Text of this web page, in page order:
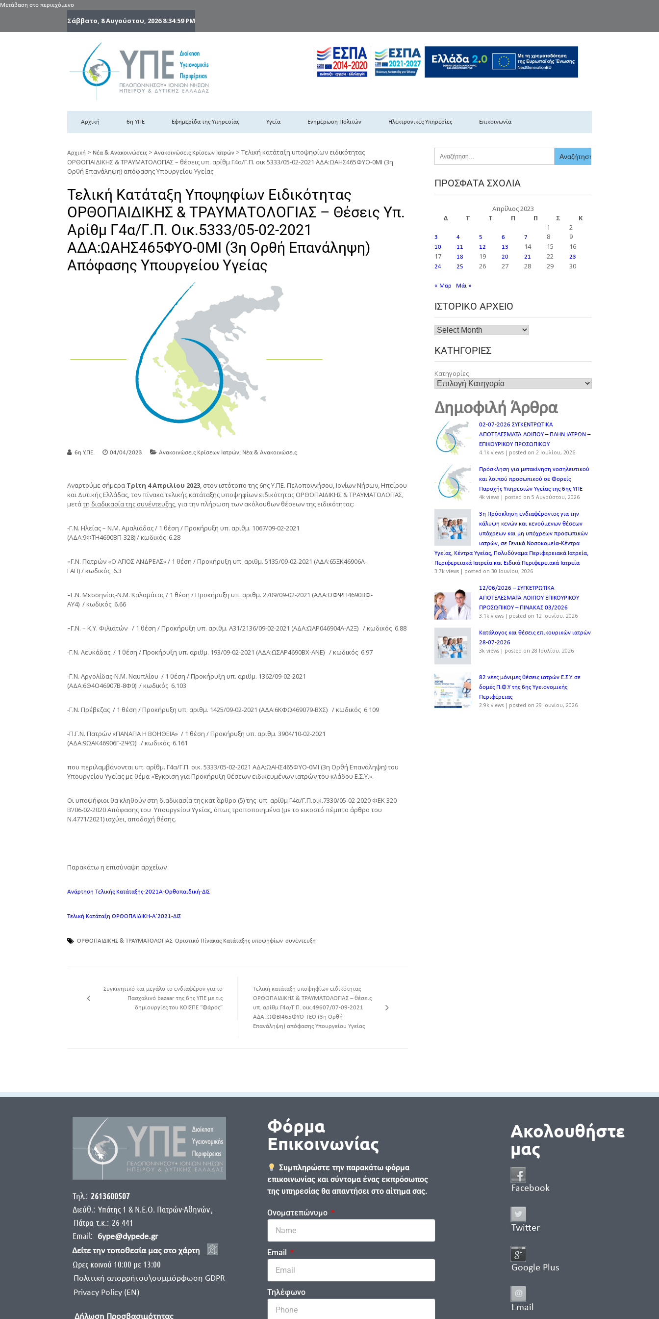
Μετάβαση στο περιεχόμενο
Σάββατο, 8 Αυγούστου, 20268:35:01 PM
6η Υγειονομική Περιφέρεια Πελοποννήσου- Ιονίων Νήσων-Ηπείρου & Δυτικής Ελλάδας
Αρχική 6η ΥΠΕ Εφημερίδα της Υπηρεσίας Υγεία Ενημέρωση Πολιτών Ηλεκτρονικές Υπηρεσίες Επικοινωνία
Αρχική > Νέα & Ανακοινώσεις > Ανακοινώσεις Κρίσεων Ιατρών > Τελική κατάταξη υποψηφίων ειδικότητας
ΟΡΘΟΠΑΙΔΙΚΗΣ & ΤΡΑΥΜΑΤΟΛΟΓΙΑΣ – θέσεις υπ. αρίθμ Γ4α/Γ.Π. οικ.5333/05-02-2021 ΑΔΑ:ΩΑΗΣ465ΦΥΟ-0ΜΙ (3η
Ορθή Επανάληψη) απόφασης Υπουργείου Υγείας
Τελική Κατάταξη Υποψηφίων Ειδικότητας
ΟΡΘΟΠΑΙΔΙΚΗΣ & ΤΡΑΥΜΑΤΟΛΟΓΙΑΣ – Θέσεις Υπ.
Αρίθμ Γ4α/Γ.Π. Οικ.5333/05-02-2021
ΑΔΑ:ΩΑΗΣ465ΦΥΟ-0ΜΙ (3η Ορθή Επανάληψη)
Απόφασης Υπουργείου Υγείας
6η Υ.ΠΕ. 04/04/2023 Ανακοινώσεις Κρίσεων Ιατρών, Νέα & Ανακοινώσεις
Αναρτούμε σήμερα Τρίτη 4 Απριλίου 2023, στον ιστότοπο της 6ης Υ.ΠΕ. Πελοποννήσου, Ιονίων Νήσων, Ηπείρου
και Δυτικής Ελλάδας, τον πίνακα τελικής κατάταξης υποψηφίων ειδικότητας ΟΡΘΟΠΑΙΔΙΚΗΣ & ΤΡΑΥΜΑΤΟΛΟΓΙΑΣ,
μετάτη διαδικασία της συνέντευξης, για την πλήρωση των ακόλουθων θέσεων της ειδικότητας:
-Γ.Ν. Ηλείας – Ν.Μ. Αμαλιάδας / 1 θέση / Προκήρυξη υπ. αριθμ. 1067/09-02-2021
(ΑΔΑ:9ΦΤΗ4690ΒΠ-328) / κωδικός 6.28
–Γ.Ν. Πατρών «Ο ΑΓΙΟΣ ΑΝΔΡΕΑΣ» / 1 θέση / Προκήρυξη υπ. αριθμ. 5135/09-02-2021 (ΑΔΑ:65ΞΚ46906Λ-
ΓΑΠ) / κωδικός 6.3
–Γ.Ν. Μεσσηνίας-Ν.Μ. Καλαμάτας / 1 θέση / Προκήρυξη υπ. αριθμ. 2709/09-02-2021 (ΑΔΑ:ΩΦΨΗ4690ΒΦ-
ΑΥ4) / κωδικός 6.66
–Γ.Ν. – Κ.Υ. Φιλιατών / 1 θέση / Προκήρυξη υπ. αριθμ. Α31/2136/09-02-2021 (ΑΔΑ:ΩΑΡ046904Α-Λ2Ξ) / κωδικός 6.88
-Γ.Ν. Λευκάδας / 1 θέση / Προκήρυξη υπ. αριθμ. 193/09-02-2021 (ΑΔΑ:ΩΣΑΡ4690ΒΧ-ΑΝΕ) / κωδικός 6.97
-Γ.Ν. Αργολίδας-Ν.Μ. Ναυπλίου / 1 θέση / Προκήρυξη υπ. αριθμ. 1362/09-02-2021
(ΑΔΑ:6Θ4Ο46907Β-8Φ0) / κωδικός 6.103
-Γ.Ν. Πρέβεζας / 1 θέση / Προκήρυξη υπ. αριθμ. 1425/09-02-2021 (ΑΔΑ:6ΚΦΩ469079-ΒΧΣ) / κωδικός 6.109
-Π.Γ.Ν. Πατρών «ΠΑΝΑΓΙΑ Η ΒΟΗΘΕΙΑ» / 1 θέση / Προκήρυξη υπ. αριθμ. 3904/10-02-2021
(ΑΔΑ:9ΩΑΚ46906Γ-2ΨΩ) / κωδικός 6.161
που περιλαμβάνονται υπ. αρίθμ. Γ4α/Γ.Π. οικ. 5333/05-02-2021 ΑΔΑ:ΩΑΗΣ465ΦΥΟ-0ΜΙ (3η Ορθή Επανάληψη) του
Υπουργείου Υγείας με θέμα «Έγκριση για Προκήρυξη θέσεων ειδικευμένων ιατρών του κλάδου Ε.Σ.Υ.».
Οι υποψήφιοι θα κληθούν στη διαδικασία της κατ΄ άρθρο (5) της υπ. αρίθμ Γ4α/Γ.Π.οικ.7330/05-02-2020 ΦΕΚ 320
Β’/06-02-2020 Απόφασης του Υπουργείου Υγείας, όπως τροποποιημένα (με το εικοστό πέμπτο άρθρο του
Ν.4771/2021) ισχύει, αποδοχή θέσης.
Παρακάτω η επισύναψη αρχείων
Ανάρτηση Τελικής Κατάταξης-2021Α-Ορθοπαιδική-ΔΙΣ
Τελική Κατάταξη ΟΡΘΟΠΑΙΔΙΚΗ-A’2021-ΔΙΣ
ΟΡΘΟΠΑΙΔΙΚΗΣ & ΤΡΑΥΜΑΤΟΛΟΓΙΑΣ Οριστικό Πίνακας Κατάταξης υποψηφίων συνέντευξη
Συγκινητικό και μεγάλο το ενδιαφέρον για το
Πασχαλινό bazaar της 6ης ΥΠΕ με τις
δημιουργίες του ΚΟΙΣΠΕ “Φάρος”
Τελική κατάταξη υποψηφίων ειδικότητας
ΟΡΘΟΠΑΙΔΙΚΗΣ & ΤΡΑΥΜΑΤΟΛΟΓΙΑΣ – θέσεις
υπ. αρίθμ Γ4α/Γ.Π. οικ.49607/07-09-2021
ΑΔΑ: ΩΦΒΙ465ΦΥΟ-ΤΕΟ (3η Ορθή
Επανάληψη) απόφασης Υπουργείου Υγείας
ΠΡΌΣΦΑΤΑ ΣΧΌΛΙΑ
Απρίλιος 2023
Δ
Τ Τ Π Π Σ
Κ
1
2
3 4 5 6 7 8 9
10 11 12 13 14 15
16
17
18 19 20 21 22
23
24
25 26 27 28 29 30
« Μαρ Μάι »
ΙΣΤΟΡΙΚΌ ΑΡΧΕΊΟ
ΚΑΤΗΓΟΡΊΕΣ
Κατηγορίες
Δημοφιλή Άρθρα
02-07-2026 ΣΥΓΚΕΝΤΡΩΤΙΚΑ
ΑΠΟΤΕΛΕΣΜΑΤΑ ΛΟΙΠΟΥ – ΠΛΗΝ ΙΑΤΡΩΝ –
ΕΠΙΚΟΥΡΙΚΟΥ ΠΡΟΣΩΠΙΚOY
4.1k views | posted on 2 Ιουλίου, 2026
Πρόσκληση για μετακίνηση νοσηλευτικού
και λοιπού προσωπικού σε Φορείς
Παροχής Υπηρεσιών Υγείας της 6ης ΥΠΕ
4k views | posted on 5 Αυγούστου, 2026
3η Πρόσκληση ενδιαφέροντος για την
κάλυψη κενών και κενούμενων θέσεων
υπόχρεων και μη υπόχρεων προσωπικών
ιατρών, σε Γενικά Νοσοκομεία-Κέντρα
Υγείας, Κέντρα Υγείας, Πολυδύναμα Περιφερειακά Ιατρεία,
Περιφερειακά Ιατρεία και Ειδικά Περιφερειακά Ιατρεία
3.7k views | posted on 30 Ιουνίου, 2026
12/06/2026 – ΣΥΓΚΕΤΡΩΤΙΚΑ
ΑΠΟΤΕΛΕΣΜΑΤΑ ΛΟΙΠΟΥ ΕΠΙΚΟΥΡΙΚΟΥ
ΠΡΟΣΩΠΙΚΟΥ – ΠΙΝΑΚΑΣ 03/2026
3.1k views | posted on 12 Ιουνίου, 2026
Κατάλογος και θέσεις επικουρικών ιατρών
28-07-2026
3k views | posted on 28 Ιουλίου, 2026
82 νέες μόνιμες θέσεις ιατρών Ε.Σ.Υ. σε
δομές Π.Φ.Υ της 6ης Υγειονομικής
Περιφέρειας
2.9k views | posted on 29 Ιουνίου, 2026
Τηλ.: 2613600507
Διεύθ.: Yπάτης 1 & Ν.Ε.Ο. Πατρών-Αθηνών,
Πάτρα τ.κ.: 26 441
Email:
6ype@dypede.gr
Δείτε την τοποθεσία μας στο χάρτη
Ωρες κοινού 10:00 με 13:00
Πολιτική απορρήτου\συμμόρφωση GDPR
Privacy Policy (EN)
Δήλωση Προσβασιμότητας
Φόρμα
Επικοινωνίας
Συμπληρώστε την παρακάτω φόρμα
επικοινωνίας και σύντομα ένας εκπρόσωπος
της υπηρεσίας θα απαντήσει στο αίτημα σας.
Ονοματεπώνυμο
Email
Τηλέφωνο
Ακολουθήστε
μας
Facebook
Twitter
Google Plus
Email